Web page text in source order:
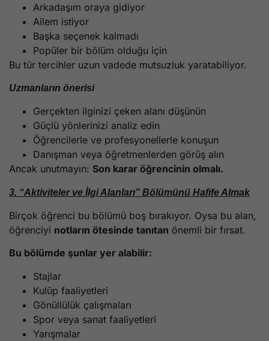
Arkadaşım oraya gidiyor
Ailem istiyor
Başka seçenek kalmadı
Popüler bir bölüm olduğu için
Bu tür tercihler uzun vadede mutsuzluk yaratabiliyor.
Uzmanların önerisi
Gerçekten ilginizi çeken alanı düşünün
Güçlü yönlerinizi analiz edin
Öğrencilerle ve profesyonellerle konuşun
Danışman veya öğretmenlerden görüş alın
Ancak unutmayın: Son karar öğrencinin olmalı.
3. “Aktiviteler ve İlgi Alanları” Bölümünü Hafife Almak
Birçok öğrenci bu bölümü boş bırakıyor. Oysa bu alan,
öğrenciyi notların ötesinde tanıtan önemli bir fırsat.
Bu bölümde şunlar yer alabilir:
Stajlar
Kulüp faaliyetleri
Gönüllülük çalışmaları
Spor veya sanat faaliyetleri
Yarışmalar